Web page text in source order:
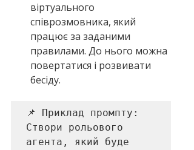
віртуального
співрозмовника, який
працює за заданими
правилами. До нього можна
повертатися і розвивати
бесіду.
📌 Приклад промпту:
Створи рольового
агента, який буде